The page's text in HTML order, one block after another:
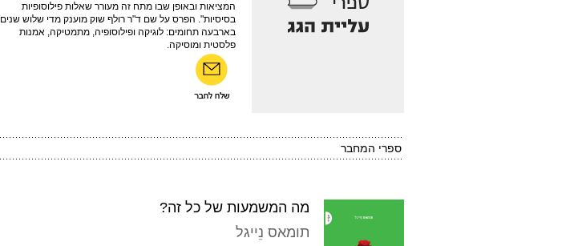
המציאות ובאופן שבו מתח זה מעורר שאלות פילוסופיות
בסיסיות". הפרס על שם ד"ר רולף שוק מוענק מדי שלוש שנים
בארבעה תחומים: לוגיקה ופילוסופיה, מתמטיקה, אמנות
פלסטית ומוסיקה.
ספרי המחבר
מה המשמעות של כל זה?
תומאס נֵייגל